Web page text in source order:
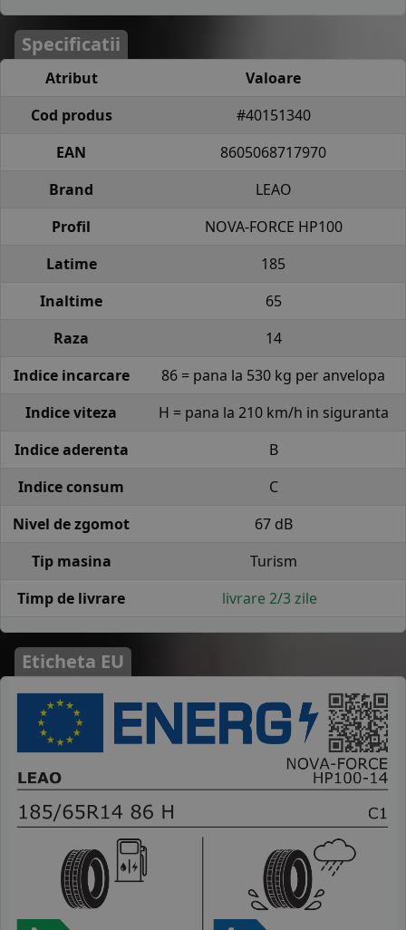
Specificatii
Atribut
Valoare
Cod produs
#40151340
EAN
8605068717970
Brand
LEAO
Profil
NOVA-FORCE HP100
Latime
185
Inaltime
65
Raza
14
Indice incarcare
86 = pana la 530 kg per anvelopa
Indice viteza
H = pana la 210 km/h in siguranta
Indice aderenta
B
Indice consum
C
Nivel de zgomot
67 dB
Tip masina
Turism
Timp de livrare
livrare 2/3 zile
Eticheta EU